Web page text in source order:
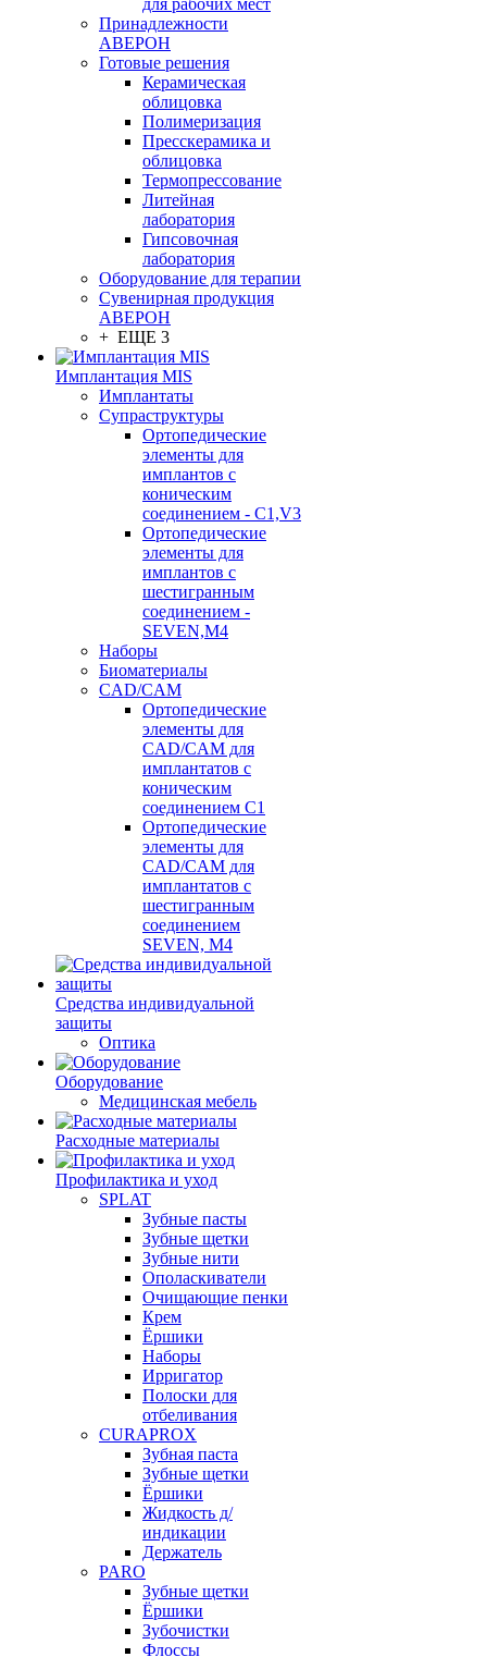
для рабочих мест
Принадлежности
АВЕРОН
Готовые решения
Керамическая
облицовка
Полимеризация
Пресскерамика и
облицовка
Термопрессование
Литейная
лаборатория
Гипсовочная
лаборатория
Оборудование для терапии
Сувенирная продукция
АВЕРОН
+ ЕЩЕ 3
Имплантация MIS
Имплантаты
Супраструктуры
Ортопедические
элементы для
имплантов с
коническим
соединением - C1,V3
Ортопедические
элементы для
имплантов с
шестигранным
соединением -
SEVEN,M4
Наборы
Биоматериалы
CAD/CAM
Ортопедические
элементы для
CAD/CAM для
имплантатов с
коническим
соединением С1
Ортопедические
элементы для
CAD/CAM для
имплантатов с
шестигранным
соединением
SEVEN, М4
Средства индивидуальной
защиты
Оптика
Оборудование
Медицинская мебель
Расходные материалы
Профилактика и уход
SPLAT
Зубные пасты
Зубные щетки
Зубные нити
Ополаскиватели
Очищающие пенки
Крем
Ёршики
Наборы
Ирригатор
Полоски для
отбеливания
CURAPROX
Зубная паста
Зубные щетки
Ёршики
Жидкость д/
индикации
Держатель
PARO
Зубные щетки
Ёршики
Зубочистки
Флоссы